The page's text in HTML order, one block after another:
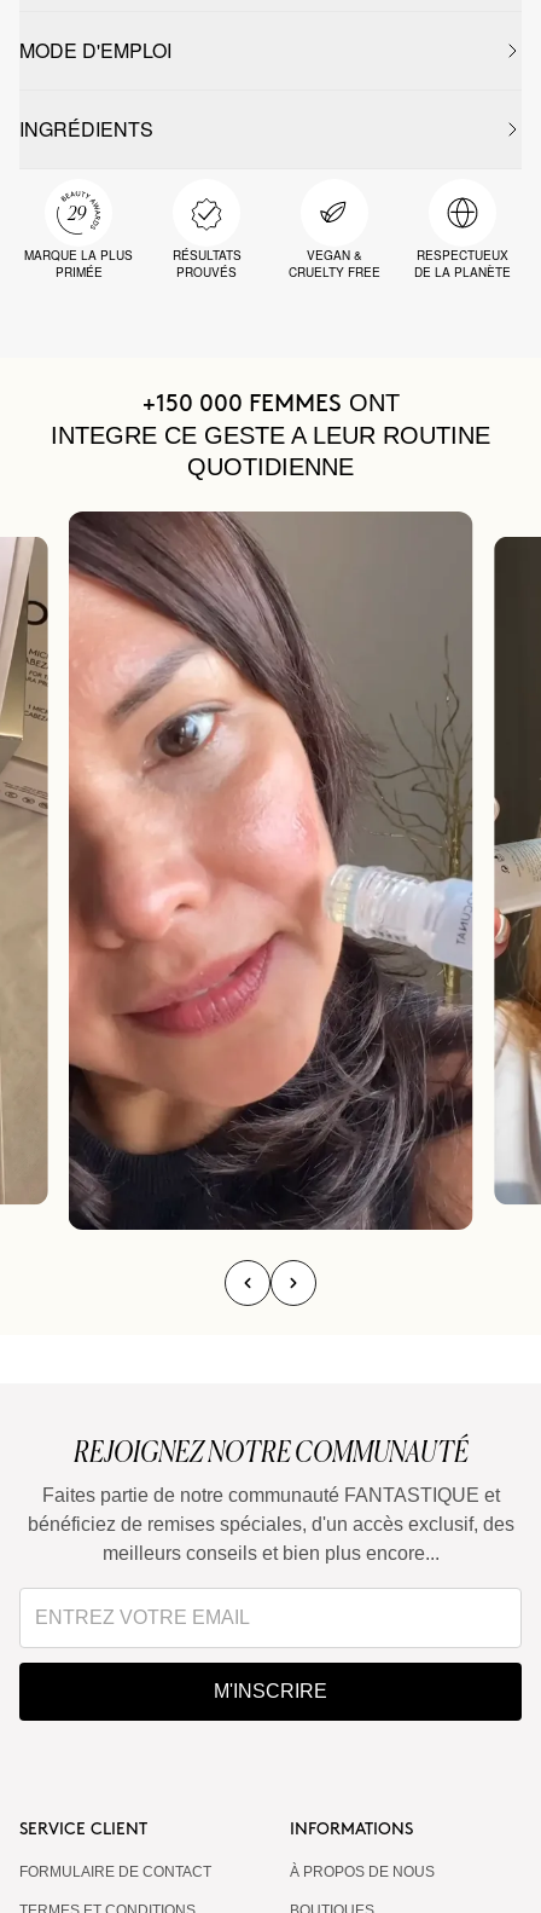
MODE D'EMPLOI
INGRÉDIENTS
MARQUE LA PLUS
PRIMÉE
RÉSULTATS
PROUVÉS
VEGAN &
CRUELTY FREE
RESPECTUEUX
DE LA PLANÈTE
+150 000 FEMMES ONT
INTEGRE CE GESTE A LEUR ROUTINE
QUOTIDIENNE
REJOIGNEZ NOTRE COMMUNAUTÉ
Faites partie de notre communauté FANTASTIQUE et
bénéficiez de remises spéciales, d'un accès exclusif, des
meilleurs conseils et bien plus encore...
M'INSCRIRE
SERVICE CLIENT
FORMULAIRE DE CONTACT
INFORMATIONS
À PROPOS DE NOUS